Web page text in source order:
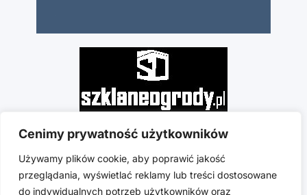
Cenimy prywatność użytkowników
Używamy plików cookie, aby poprawić jakość
przeglądania, wyświetlać reklamy lub treści dostosowane
do indywidualnych potrzeb użytkowników oraz